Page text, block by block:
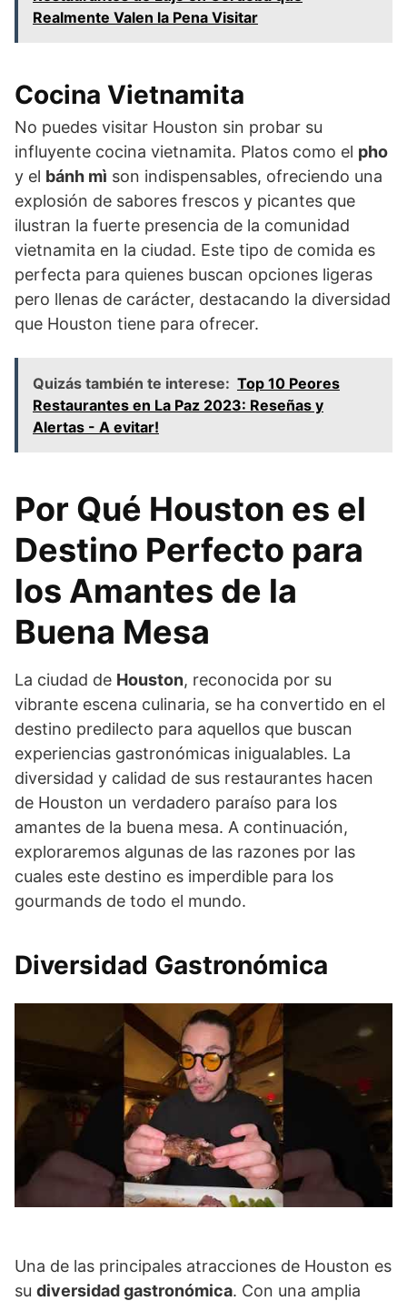
Realmente Valen la Pena Visitar
Cocina Vietnamita
No puedes visitar Houston sin probar su
influyente cocina vietnamita. Platos como el pho
y el bánh mì son indispensables, ofreciendo una
explosión de sabores frescos y picantes que
ilustran la fuerte presencia de la comunidad
vietnamita en la ciudad. Este tipo de comida es
perfecta para quienes buscan opciones ligeras
pero llenas de carácter, destacando la diversidad
que Houston tiene para ofrecer.
Quizás también te interese: Top 10 Peores
Restaurantes en La Paz 2023: Reseñas y
Alertas - A evitar!
Por Qué Houston es el
Destino Perfecto para
los Amantes de la
Buena Mesa
La ciudad de Houston, reconocida por su
vibrante escena culinaria, se ha convertido en el
destino predilecto para aquellos que buscan
experiencias gastronómicas inigualables. La
diversidad y calidad de sus restaurantes hacen
de Houston un verdadero paraíso para los
amantes de la buena mesa. A continuación,
exploraremos algunas de las razones por las
cuales este destino es imperdible para los
gourmands de todo el mundo.
Diversidad Gastronómica
Una de las principales atracciones de Houston es
su diversidad gastronómica. Con una amplia